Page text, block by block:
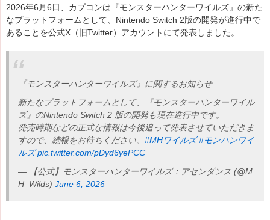
2026年6月6日、カプコンは『モンスターハンターワイルズ』の新た
なプラットフォームとして、Nintendo Switch 2版の開発が進行中で
あることを公式X（旧Twitter）アカウントにて発表しました。
『モンスターハンターワイルズ』に関するお知らせ
新たなプラットフォームとして、『モンスターハンターワイル
ズ』のNintendo Switch 2 版の開発も現在進行中です。
発売時期などの正式な情報は今後追って発表させていただきま
すので、続報をお待ちください。 #MHワイルズ #モンハンワイ
ルズ pic.twitter.com/pDyd6yePCC
— 【公式】モンスターハンターワイルズ：アセンダンス (@M
H_Wilds) June 6, 2026